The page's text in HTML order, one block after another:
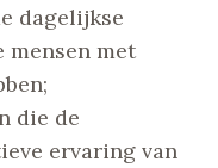
dagelijkse
mensen met
die de
ervaring van